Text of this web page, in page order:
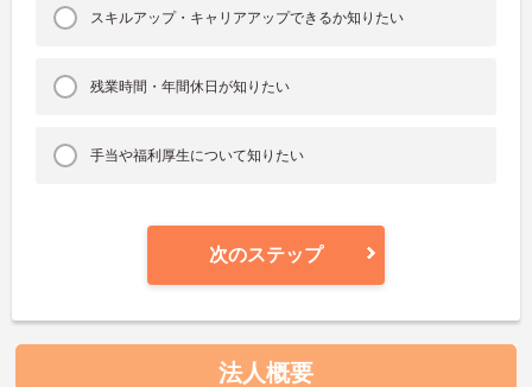
スキルアップ・キャリアアップできるか知りたい
残業時間・年間休日が知りたい
手当や福利厚生について知りたい
次のステップ
法人概要